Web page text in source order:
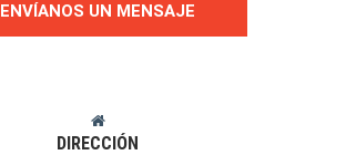
ENVÍANOS UN MENSAJE
DIRECCIÓN